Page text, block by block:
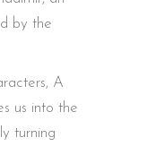
by the
A
us into the
turning